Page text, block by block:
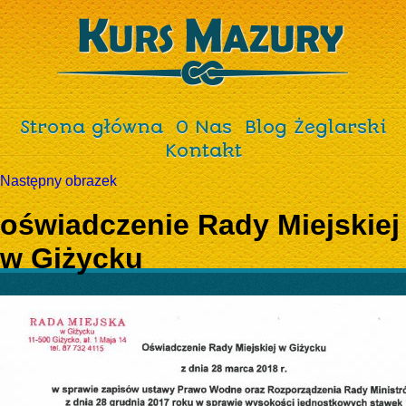
Strona główna O Nas
Blog Żeglarski
Kontakt
Następny obrazek
oświadczenie Rady Miejskiej
w Giżycku